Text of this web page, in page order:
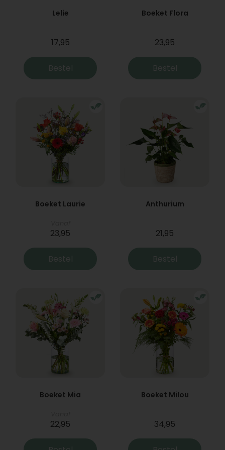
Lelie
17,95
Bestel
Boeket Flora
23,95
Bestel
Boeket Laurie
23,95
Bestel
Anthurium
21,95
Bestel
Boeket Mia
22,95
Boeket Milou
34,95